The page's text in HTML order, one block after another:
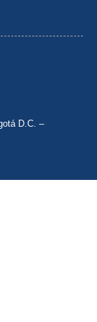
D.C. –